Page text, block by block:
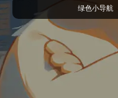
绿色小导航